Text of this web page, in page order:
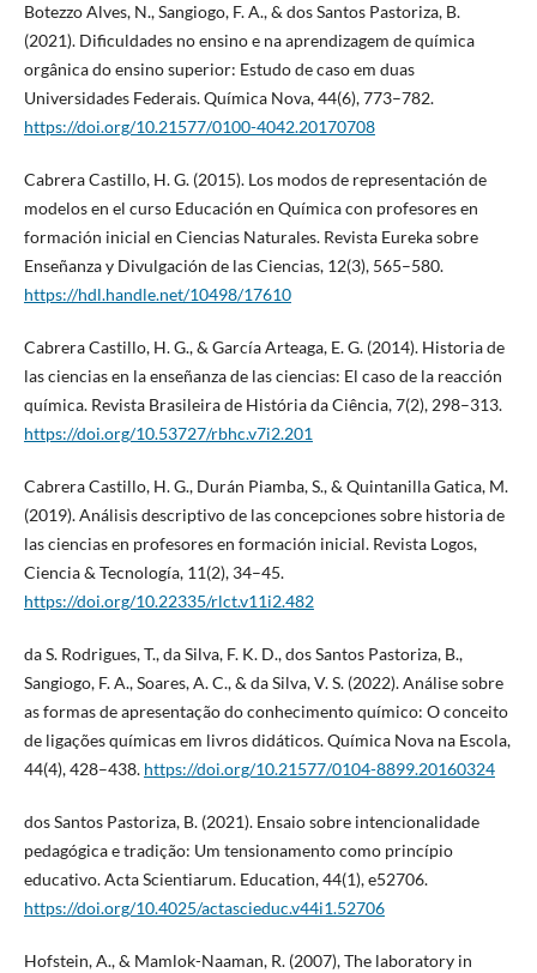
Botezzo Alves, N., Sangiogo, F. A., & dos Santos Pastoriza, B.
(2021). Dificuldades no ensino e na aprendizagem de química
orgânica do ensino superior: Estudo de caso em duas
Universidades Federais. Química Nova, 44(6), 773–782.
https://doi.org/10.21577/0100-4042.20170708
Cabrera Castillo, H. G. (2015). Los modos de representación de
modelos en el curso Educación en Química con profesores en
formación inicial en Ciencias Naturales. Revista Eureka sobre
Enseñanza y Divulgación de las Ciencias, 12(3), 565–580.
https://hdl.handle.net/10498/17610
Cabrera Castillo, H. G., & García Arteaga, E. G. (2014). Historia de
las ciencias en la enseñanza de las ciencias: El caso de la reacción
química. Revista Brasileira de História da Ciência, 7(2), 298–313.
https://doi.org/10.53727/rbhc.v7i2.201
Cabrera Castillo, H. G., Durán Piamba, S., & Quintanilla Gatica, M.
(2019). Análisis descriptivo de las concepciones sobre historia de
las ciencias en profesores en formación inicial. Revista Logos,
Ciencia & Tecnología, 11(2), 34–45.
https://doi.org/10.22335/rlct.v11i2.482
da S. Rodrigues, T., da Silva, F. K. D., dos Santos Pastoriza, B.,
Sangiogo, F. A., Soares, A. C., & da Silva, V. S. (2022). Análise sobre
as formas de apresentação do conhecimento químico: O conceito
de ligações químicas em livros didáticos. Química Nova na Escola,
44(4), 428–438. https://doi.org/10.21577/0104-8899.20160324
dos Santos Pastoriza, B. (2021). Ensaio sobre intencionalidade
pedagógica e tradição: Um tensionamento como princípio
educativo. Acta Scientiarum. Education, 44(1), e52706.
https://doi.org/10.4025/actascieduc.v44i1.52706
Hofstein, A., & Mamlok-Naaman, R. (2007), The laboratory in